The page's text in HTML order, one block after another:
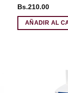
Bs.210.00
AÑADIR AL